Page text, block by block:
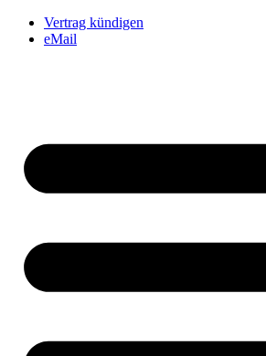
Vertrag kündigen
eMail